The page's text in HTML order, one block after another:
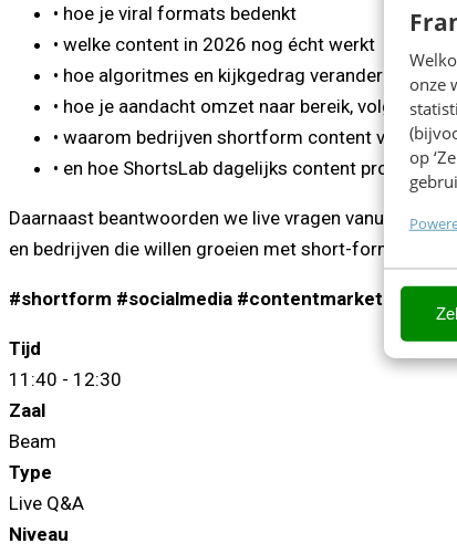
onze
op
• hoe je viral formats bedenkt
• welke content in 2026 nog écht werkt
• hoe algoritmes en kijkgedrag veranderen
• hoe je aandacht omzet naar bereik, volgers en
• waarom bedrijven shortform content vaak
• en hoe ShortsLab dagelijks content
Daarnaast beantwoorden we live vragen vanuit het
en bedrijven die willen groeien met short-form content.
#shortform #socialmedia #contentmarketing
Tijd
11:40 - 12:30
Zaal
Beam
Type
Live Q&A
Niveau